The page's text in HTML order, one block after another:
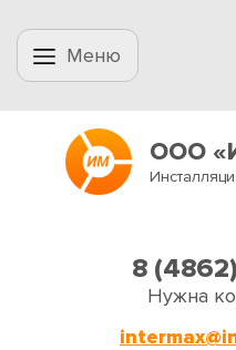
Меню
ООО
8
Нужна